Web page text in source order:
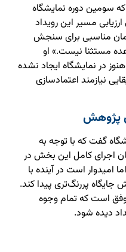
سومین دوره نمایشگاه
مسیر این رویداد
مناسبی برای سنجش
مستثنا نیست.» او
در نمایشگاه ایجاد نشده
نیازمند اعتمادسازی
پژوهش
گفت که با توجه به
اجرای کامل این بخش در
امیدوار است در آینده با
پررنگ‌تری پیدا کند.
است که تمام وجوه
دیده شود.